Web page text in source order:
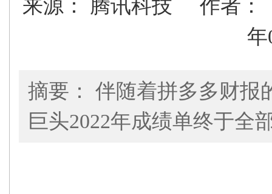
来源： 腾讯科技作者
年
摘要： 伴随着拼多多财报
巨头2022年成绩单终于全